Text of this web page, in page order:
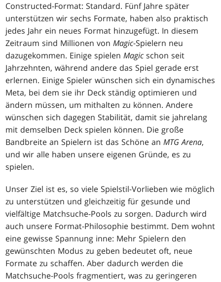
Constructed-Format: Standard. Fünf Jahre später
unterstützen wir sechs Formate, haben also praktisch
jedes Jahr ein neues Format hinzugefügt. In diesem
Zeitraum sind Millionen vonMagic-Spielern neu
dazugekommen. Einige spielenMagicschon seit
Jahrzehnten, während andere das Spiel gerade erst
erlernen. Einige Spieler wünschen sich ein dynamisches
Meta, bei dem sie ihr Deck ständig optimieren und
ändern müssen, um mithalten zu können. Andere
wünschen sich dagegen Stabilität, damit sie jahrelang
mit demselben Deck spielen können. Die große
Bandbreite an Spielern ist das Schöne anMTG Arena,
und wir alle haben unsere eigenen Gründe, es zu
spielen.
Unser Ziel ist es, so viele Spielstil-Vorlieben wie möglich
zu unterstützen und gleichzeitig für gesunde und
vielfältige Matchsuche-Pools zu sorgen. Dadurch wird
auch unsere Format-Philosophie bestimmt. Dem wohnt
eine gewisse Spannung inne: Mehr Spielern den
gewünschten Modus zu geben bedeutet oft, neue
Formate zu schaffen. Aber dadurch werden die
Matchsuche-Pools fragmentiert, was zu geringeren